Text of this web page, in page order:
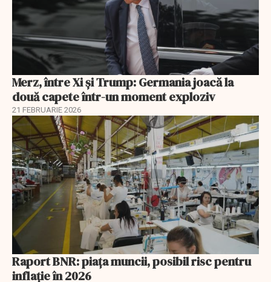
Merz, între Xi și Trump: Germania joacă la
două capete într-un moment exploziv
21 FEBRUARIE 2026
Raport BNR: piața muncii, posibil risc pentru
inflație în 2026